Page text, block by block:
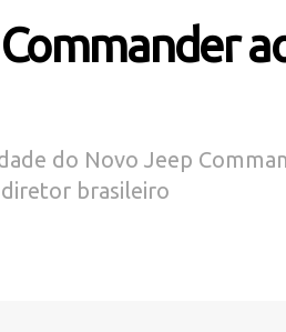
do Novo Jeep
brasileiro